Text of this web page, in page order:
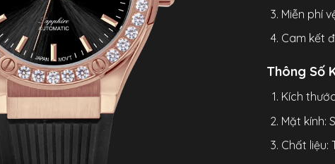
Miễn phí
Cam kết
Thông Số
Kích
Mặt kính:
Chất liệu: